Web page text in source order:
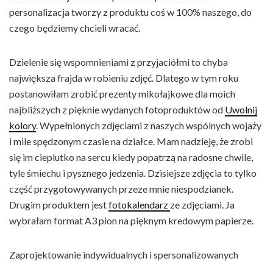
personalizacja tworzy z produktu coś w 100% naszego, do
czego będziemy chcieli wracać.
Dzielenie się wspomnieniami z przyjaciółmi to chyba
największa frajda w robieniu zdjęć. Dlatego w tym roku
postanowiłam zrobić prezenty mikołajkowe dla moich
najbliższych z pięknie wydanych fotoproduktów od Uwolnij
kolory. Wypełnionych zdjęciami z naszych wspólnych wojaży
i mile spędzonym czasie na działce. Mam nadzieję, że zrobi
się im cieplutko na sercu kiedy popatrzą na radosne chwile,
tyle śmiechu i pysznego jedzenia. Dzisiejsze zdjęcia to tylko
część przygotowywanych przeze mnie niespodzianek.
Drugim produktem jestfotokalendarz ze zdjęciami. Ja
wybrałam format A3 pion na pięknym kredowym papierze.
Zaprojektowanie indywidualnych i spersonalizowanych